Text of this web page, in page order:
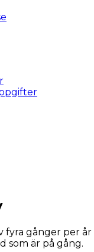
fyra gånger per år
som är på gång.